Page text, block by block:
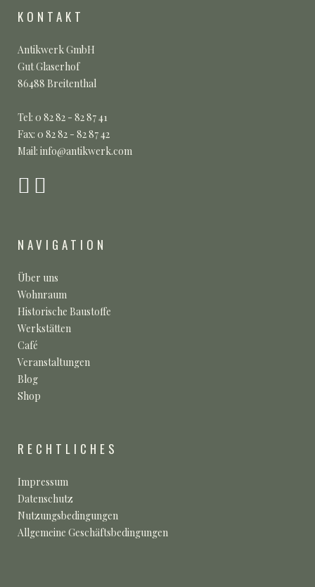
KONTAKT
Antikwerk GmbH
Gut Glaserhof
86488 Breitenthal
Tel: 0 82 82 - 82 87 41
Fax: 0 82 82 - 82 87 42
Mail: info@antikwerk.com
NAVIGATION
Über uns
Wohnraum
Historische Baustoffe
Werkstätten
Café
Veranstaltungen
Blog
Shop
RECHTLICHES
Impressum
Datenschutz
Nutzungsbedingungen
Allgemeine Geschäftsbedingungen